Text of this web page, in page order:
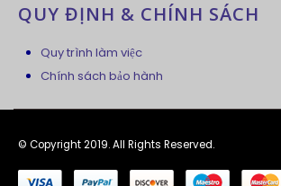
QUY ĐỊNH & CHÍNH SÁCH
Quy trình làm việc
Chính sách bảo hành
© Copyright 2019. All Rights Reserved.